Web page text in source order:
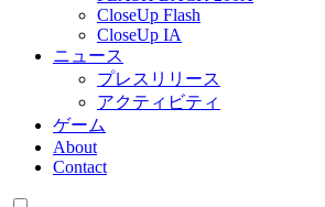
CloseUp Flash
CloseUp IA
ニュース
プレスリリース
アクティビティ
ゲーム
About
Contact